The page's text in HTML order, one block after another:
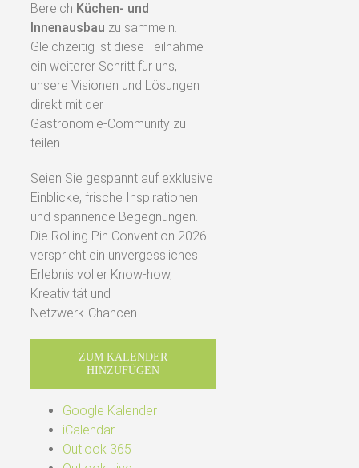
Bereich Küchen‑ und
Innenausbau zu sammeln.
Gleichzeitig ist diese Teilnahme
ein weiterer Schritt für uns,
unsere Visionen und Lösungen
direkt mit der
Gastronomie‑Community zu
teilen.
Seien Sie gespannt auf exklusive
Einblicke, frische Inspirationen
und spannende Begegnungen.
Die Rolling Pin Convention 2026
verspricht ein unvergessliches
Erlebnis voller Know‑how,
Kreativität und
Netzwerk‑Chancen.
ZUM KALENDER
HINZUFÜGEN
Google Kalender
iCalendar
Outlook 365